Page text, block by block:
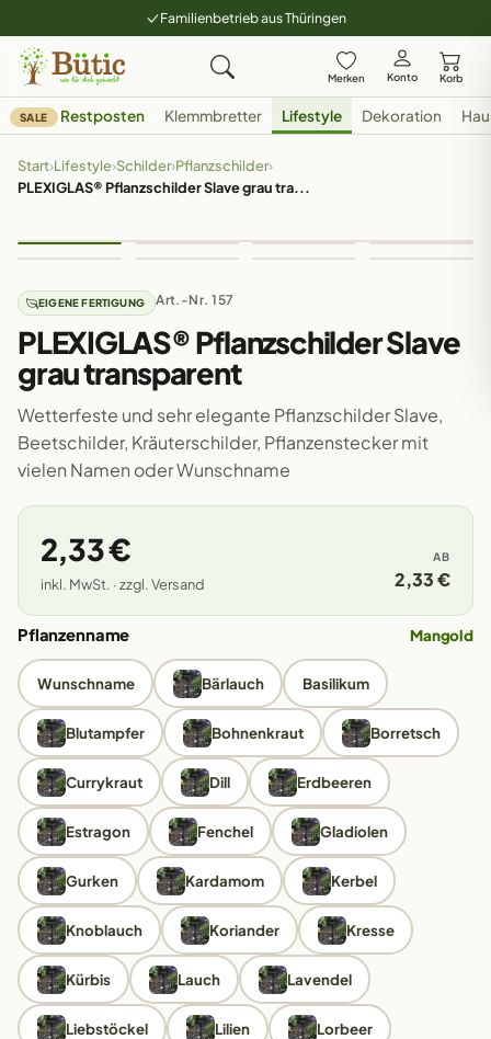
Familienbetrieb aus Thüringen
Merken Konto Korb
SALE Restposten Klemmbretter Lifestyle Dekoration
Start›Lifestyle›Schilder›Pflanzschilder›
PLEXIGLAS® Pflanzschilder Slave grau tra...
EIGENE FERTIGUNG Art.-Nr. 157
PLEXIGLAS® Pflanzschilder Slave
grau transparent
Wetterfeste und sehr elegante Pflanzschilder Slave,
Beetschilder, Kräuterschilder, Pflanzenstecker mit
vielen Namen oder Wunschname
2,33 €
inkl. MwSt. · zzgl. Versand
AB
2,33 €
Pflanzenname Mangold
Wunschname Bärlauch Basilikum
Blutampfer Bohnenkraut Borretsch
Currykraut Dill Erdbeeren
Estragon Fenchel Gladiolen
Gurken Kardamom Kerbel
Knoblauch Koriander Kresse
Kürbis Lauch Lavendel
Liebstöckel Lilien Lorbeer